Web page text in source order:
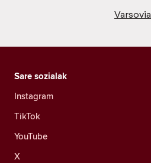
Varsovia
Sare sozialak
Instagram
TikTok
YouTube
X